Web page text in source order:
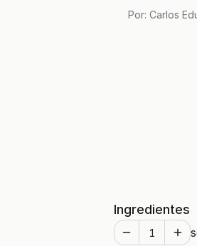
Por: Carlos
Ingredientes